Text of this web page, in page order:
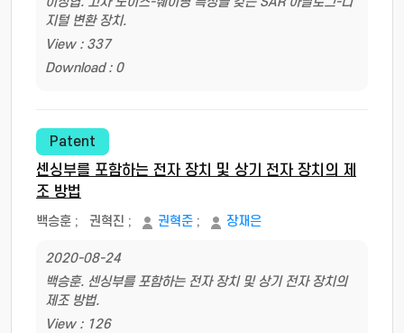
지털 변환 장치.
View : 337
Download : 0
Patent
센싱부를 포함하는 전자 장치 및 상기 전자 장치의 제
조 방법
백승훈 ; 권혁진 ; 권혁준 ; 장재은
2020-08-24
백승훈. 센싱부를 포함하는 전자 장치 및 상기 전자 장치의
제조 방법.
View : 126